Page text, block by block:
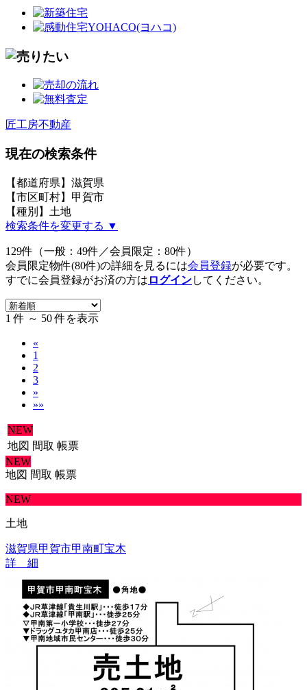
匠工房不動産
現在の検索条件
【都道府県】滋賀県
【市区町村】甲賀市
【種別】土地
検索条件を変更する ▼
129件（一般：49件／会員限定：80件）
会員限定物件(80件)の詳細を見るには会員登録が必要です。
すでに会員登録がお済の方は ログインしてください。
1 件 ～ 50 件を表示
«
1
2
3
»
»»
NEW
地図 間取 帳票
NEW
地図 間取 帳票
NEW
土地
滋賀県甲賀市甲南町宝木
詳 細